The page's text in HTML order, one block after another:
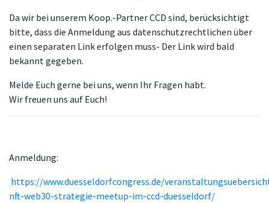
Da wir bei unserem Koop.-Partner CCD sind, berücksichtigt
bitte, dass die Anmeldung aus datenschutzrechtlichen über
einen separaten Link erfolgen muss- Der Link wird bald
bekannt gegeben.
Melde Euch gerne bei uns, wenn Ihr Fragen habt.
Wir freuen uns auf Euch!
Anmeldung:
https://www.duesseldorfcongress.de/
nft-web30-strategie-meetup-im-ccd-duesseldorf/